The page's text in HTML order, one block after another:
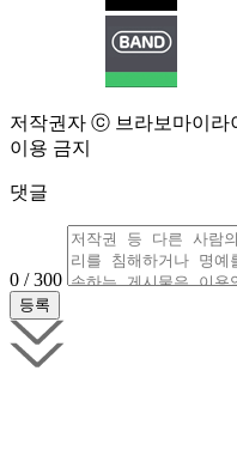
저작권자 ⓒ 브라보마이라
이용 금지
댓글
0 / 300